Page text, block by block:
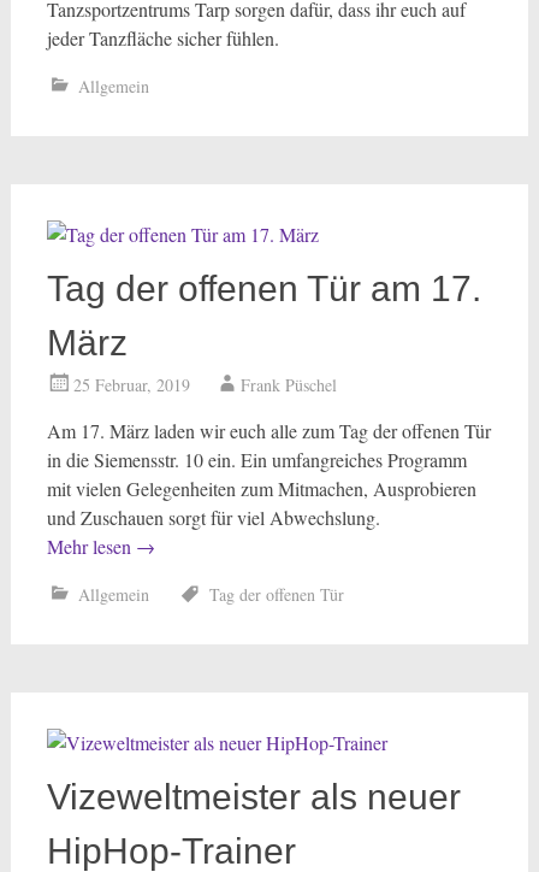
Tanzsportzentrums Tarp sorgen dafür, dass ihr euch auf
jeder Tanzfläche sicher fühlen.
Allgemein
Tag der offenen Tür am 17.
März
25 Februar, 2019 Frank Püschel
Am 17. März laden wir euch alle zum Tag der offenen Tür
in die Siemensstr. 10 ein. Ein umfangreiches Programm
mit vielen Gelegenheiten zum Mitmachen, Ausprobieren
und Zuschauen sorgt für viel Abwechslung.
Mehr lesen →
Allgemein Tag der offenen Tür
Vizeweltmeister als neuer
HipHop-Trainer